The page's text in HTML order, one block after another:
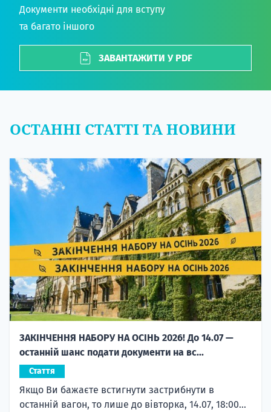
Документи необхідні для вступу
та багато іншого
ЗАВАНТАЖИТИ У PDF
ОСТАННІ СТАТТІ ТА НОВИНИ
ЗАКІНЧЕННЯ НАБОРУ НА ОСІНЬ 2026! До 14.07 —
останній шанс подати документи на вс...
Стаття
Якщо Ви бажаєте встигнути застрибнути в
останній вагон, то лише до вівторка, 14.07, 18:00...